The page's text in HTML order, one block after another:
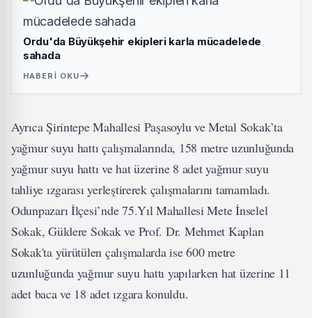
Ordu'da Büyükşehir ekipleri karla mücadelede
sahada
HABERI OKU
Ayrıca Şirintepe Mahallesi Paşasoylu ve Metal Sokak’ta
yağmur suyu hattı çalışmalarında, 158 metre uzunluğunda
yağmur suyu hattı ve hat üzerine 8 adet yağmur suyu
tahliye ızgarası yerleştirerek çalışmalarını tamamladı.
Odunpazarı İlçesi’nde 75.Yıl Mahallesi Mete İnselel
Sokak, Güldere Sokak ve Prof. Dr. Mehmet Kaplan
Sokak'ta yürütülen çalışmalarda ise 600 metre
uzunluğunda yağmur suyu hattı yapılarken hat üzerine 11
adet baca ve 18 adet ızgara konuldu.